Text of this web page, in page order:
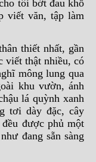
tôi bớt đau khổ
viết văn, tập làm
thiết nhất, gần
viết thật nhiều, có
mông lung qua
khu vườn, ánh
lá quỳnh xanh
tơi dày đặc, cây
được phủ một
đang sẵn sàng